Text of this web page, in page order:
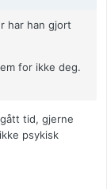
har han gjort
for ikke deg.
tid, gjerne
psykisk